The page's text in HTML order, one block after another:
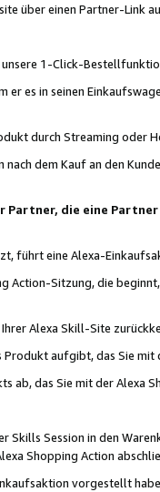
über einen Partner-Link
1-Click-
es in seinen
durch Streaming oder
dem Kauf an den
die eine
führt eine Alexa-
Action-Sitzung, die
Alexa Skill-Site
aufgibt, das Sie mit
ab, das Sie mit der Alexa
Session in den
Shopping Action
vorgestellt